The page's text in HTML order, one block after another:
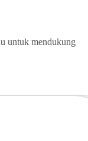
untuk mendukung